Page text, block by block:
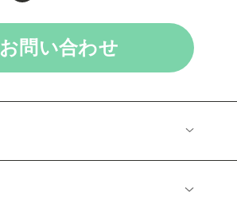
お問い合わせ